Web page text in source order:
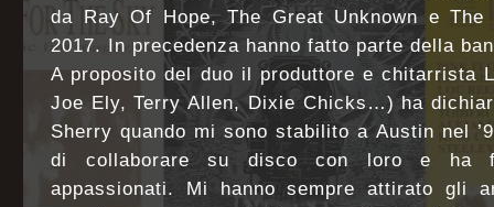
da Ray Of Hope, The Great Unknown e
2017. In precedenza hanno fatto parte della
A proposito del duo il produttore e chitarrista
Joe Ely, Terry Allen, Dixie Chicks…) ha
Sherry quando mi sono stabilito a Austin nel
di collaborare su disco con loro e ha
appassionati. Mi hanno sempre attirato gli